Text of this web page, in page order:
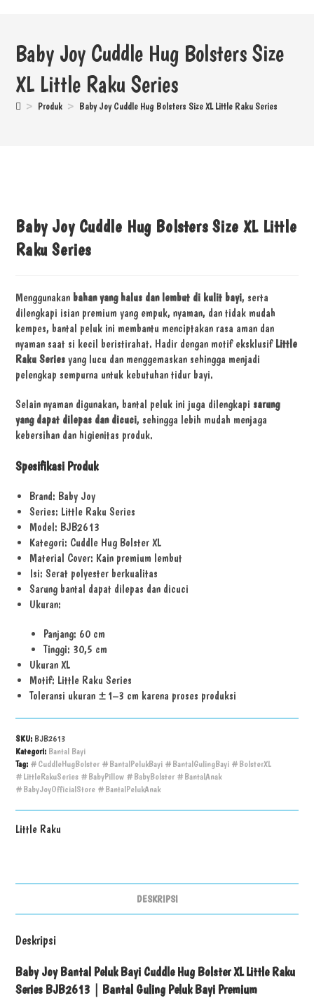
Baby Joy Cuddle Hug Bolsters Size
XL Little Raku Series
> Produk > Baby Joy Cuddle Hug Bolsters Size XL Little Raku Series
Baby Joy Cuddle Hug Bolsters Size XL Little
Raku Series
Menggunakan bahan yang halus dan lembut di kulit bayi, serta
dilengkapi isian premium yang empuk, nyaman, dan tidak mudah
kempes, bantal peluk ini membantu menciptakan rasa aman dan
nyaman saat si kecil beristirahat. Hadir dengan motif eksklusif Little
Raku Series yang lucu dan menggemaskan sehingga menjadi
pelengkap sempurna untuk kebutuhan tidur bayi.
Selain nyaman digunakan, bantal peluk ini juga dilengkapisarung
yang dapat dilepas dan dicuci, sehingga lebih mudah menjaga
kebersihan dan higienitas produk.
Spesifikasi Produk
Brand: Baby Joy
Series: Little Raku Series
Model: BJB2613
Kategori: Cuddle Hug Bolster XL
Material Cover: Kain premium lembut
Isi: Serat polyester berkualitas
Sarung bantal dapat dilepas dan dicuci
Ukuran:
Panjang: 60 cm
Tinggi: 30,5 cm
Ukuran XL
Motif: Little Raku Series
Toleransi ukuran ±1–3 cm karena proses produksi
SKU: BJB2613
Kategori: Bantal Bayi
Tag: #CuddleHugBolster #BantalPelukBayi #BantalGulingBayi #BolsterXL
#LittleRakuSeries #BabyPillow #BabyBolster #BantalAnak
#BabyJoyOfficialStore #BantalPelukAnak
Little Raku
DESKRIPSI
Deskripsi
Baby Joy Bantal Peluk Bayi Cuddle Hug Bolster XL Little Raku
Series BJB2613 | Bantal Guling Peluk Bayi Premium